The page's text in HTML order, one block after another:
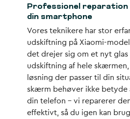
Professionel
din smartphone
Vores teknikere har stor
udskiftning på Xiaomi-
det drejer sig om et nyt
udskiftning af hele
løsning der passer til din
skærm behøver ikke betyde
din telefon – vi reparerer
effektivt, så du igen kan